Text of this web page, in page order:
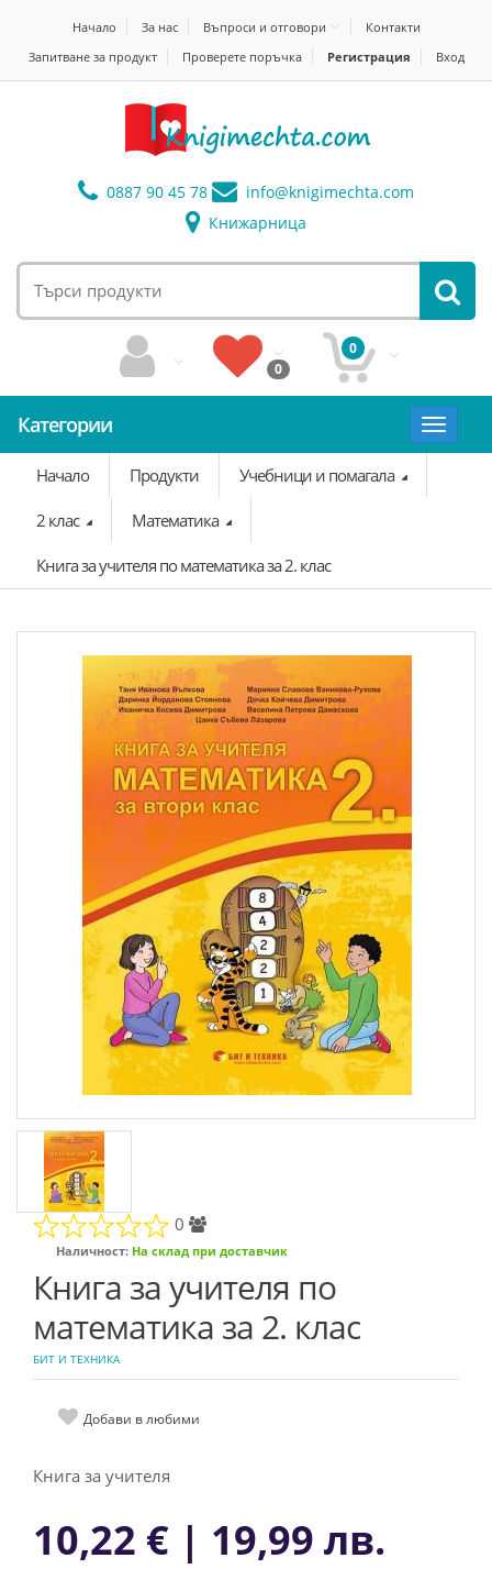
Начало За нас Въпроси и отговори
Контакти
Запитване за продукт
Проверете поръчка Регистрация Вход
0887 90 45 78 info@knigimechta.com
Книжарница
0
0
Категории
Toggle
Начало
Продукти Учебници и помагала
2 клас Математика
Книга за учителя по математика за 2. клас
0
Наличност: На склад при доставчик
Книга за учителя по
математика за 2. клас
БИТ И ТЕХНИКА
Добави в любими
Книга за учителя
10,22 € | 19,99 лв.